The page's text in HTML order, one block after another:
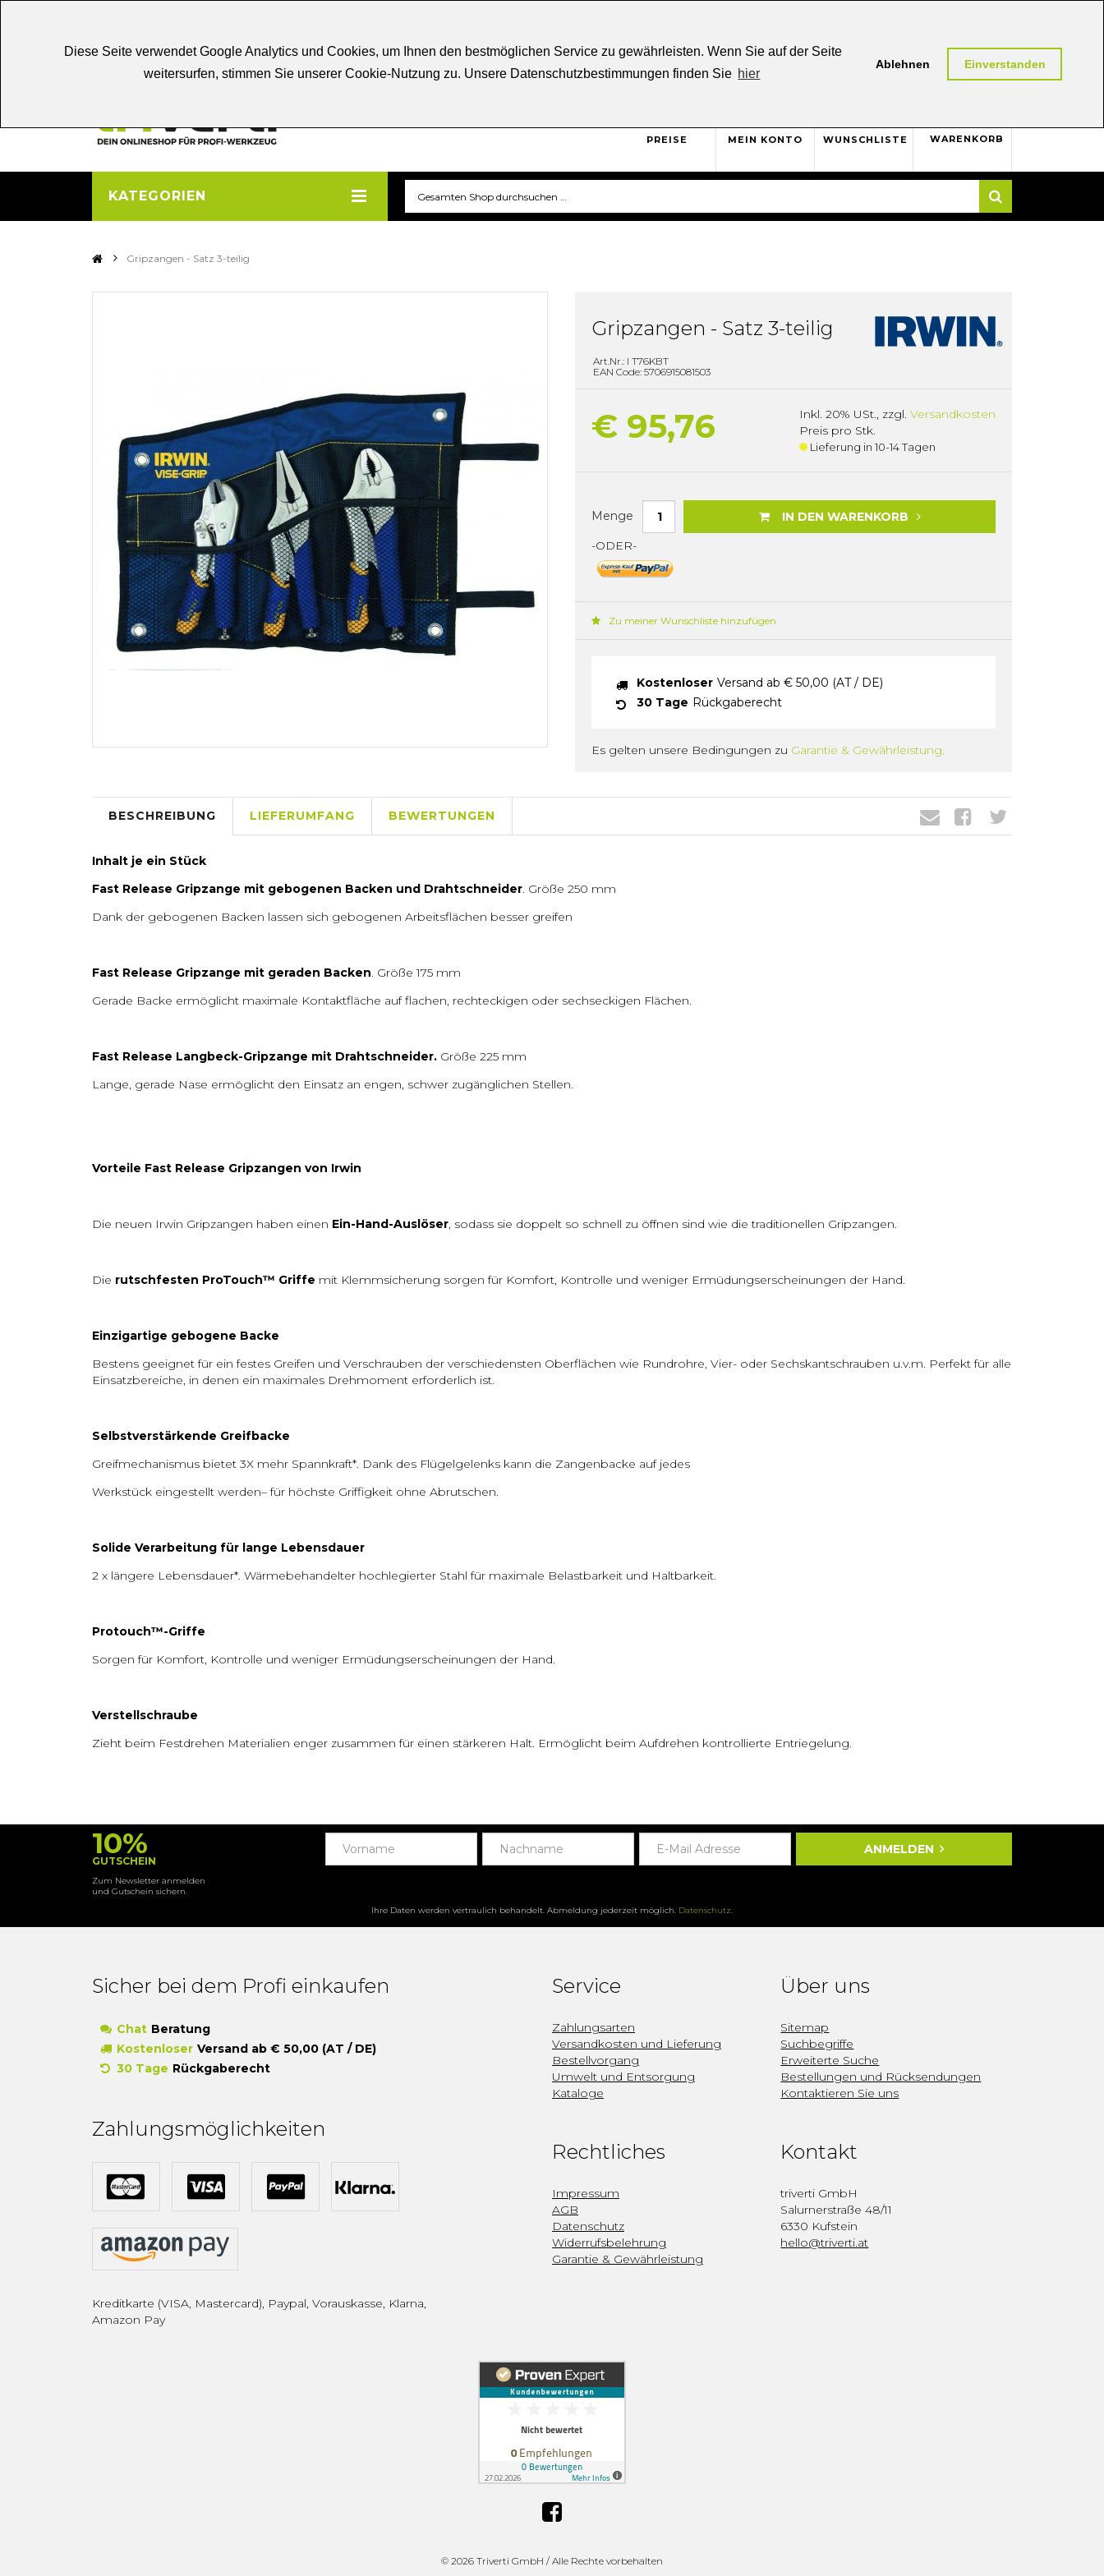
Diese Seite verwendet Google Analytics und Cookies, um Ihnen den bestmöglichen Service zu gewährleisten. Wenn Sie auf der Seite
weitersurfen, stimmen Sie unserer Cookie-Nutzung zu. Unsere Datenschutzbestimmungen finden Sie hier
Ablehnen Einverstanden
Rückgaberecht
PREISE MEIN KONTO WUNSCHLISTE WARENKORB
0
KATEGORIEN
> Gripzangen - Satz 3-teilig
Gripzangen - Satz 3-teilig
Art.Nr.: I T76KBT
EAN Code: 5706915081503
€ 95,76 Inkl. 20% USt., zzgl. Versandkosten
Preis pro Stk.
Lieferung in 10-14 Tagen
Menge
IN DEN WARENKORB
-ODER-
Zu meiner Wunschliste hinzufügen
Kostenloser Versand ab € 50,00 (AT / DE)
30 Tage Rückgaberecht
Es gelten unsere Bedingungen zu Garantie & Gewährleistung.
BESCHREIBUNG LIEFERUMFANG BEWERTUNGEN
Inhalt je ein Stück
Fast Release Gripzange mit gebogenen Backen und Drahtschneider. Größe 250 mm
Dank der gebogenen Backen lassen sich gebogenen Arbeitsflächen besser greifen
Fast Release Gripzange mit geraden Backen. Größe 175 mm
Gerade Backe ermöglicht maximale Kontaktfläche auf flachen, rechteckigen oder sechseckigen Flächen.
Fast Release Langbeck-Gripzange mit Drahtschneider. Größe 225 mm
Lange, gerade Nase ermöglicht den Einsatz an engen, schwer zugänglichen Stellen.
Vorteile Fast Release Gripzangen von Irwin
Die neuen Irwin Gripzangen haben einen Ein-Hand-Auslöser, sodass sie doppelt so schnell zu öffnen sind wie die traditionellen Gripzangen.
Die rutschfesten ProTouch™ Griffe mit Klemmsicherung sorgen für Komfort, Kontrolle und weniger Ermüdungserscheinungen der Hand.
Einzigartige gebogene Backe
Bestens geeignet für ein festes Greifen und Verschrauben der verschiedensten Oberflächen wie Rundrohre, Vier- oder Sechskantschrauben u.v.m. Perfekt für alle
Einsatzbereiche, in denen ein maximales Drehmoment erforderlich ist.
Selbstverstärkende Greifbacke
Greifmechanismus bietet 3X mehr Spannkraft*. Dank des Flügelgelenks kann die Zangenbacke auf jedes
Werkstück eingestellt werden– für höchste Griffigkeit ohne Abrutschen.
Solide Verarbeitung für lange Lebensdauer
2 x längere Lebensdauer*. Wärmebehandelter hochlegierter Stahl für maximale Belastbarkeit und Haltbarkeit.
Protouch™-Griffe
Sorgen für Komfort, Kontrolle und weniger Ermüdungserscheinungen der Hand.
Verstellschraube
Zieht beim Festdrehen Materialien enger zusammen für einen stärkeren Halt. Ermöglicht beim Aufdrehen kontrollierte Entriegelung.
10%
GUTSCHEIN
Zum Newsletter anmelden
und Gutschein sichern.
ANMELDEN
Ihre Daten werden vertraulich behandelt. Abmeldung jederzeit möglich. Datenschutz.
Sicher bei dem Profi einkaufen
Chat Beratung
Kostenloser Versand ab € 50,00 (AT / DE)
30 Tage Rückgaberecht
Zahlungsmöglichkeiten
Kreditkarte (VISA, Mastercard), Paypal, Vorauskasse, Klarna,
Amazon Pay
Service
Zahlungsarten
Versandkosten und Lieferung
Bestellvorgang
Umwelt und Entsorgung
Kataloge
Über uns
Sitemap
Suchbegriffe
Erweiterte Suche
Bestellungen und Rücksendungen
Kontaktieren Sie uns
Rechtliches
Impressum
AGB
Datenschutz
Widerrufsbelehrung
Garantie & Gewährleistung
Kontakt
triverti GmbH
Salurnerstraße 48/11
6330 Kufstein
hello@triverti.at
© 2026 Triverti GmbH / Alle Rechte vorbehalten